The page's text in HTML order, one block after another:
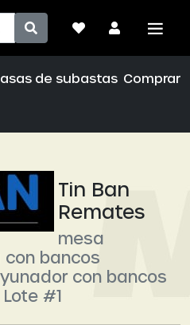
de subastas Comprar
Tin Ban
Remates
mesa
bancos
con bancos
#1